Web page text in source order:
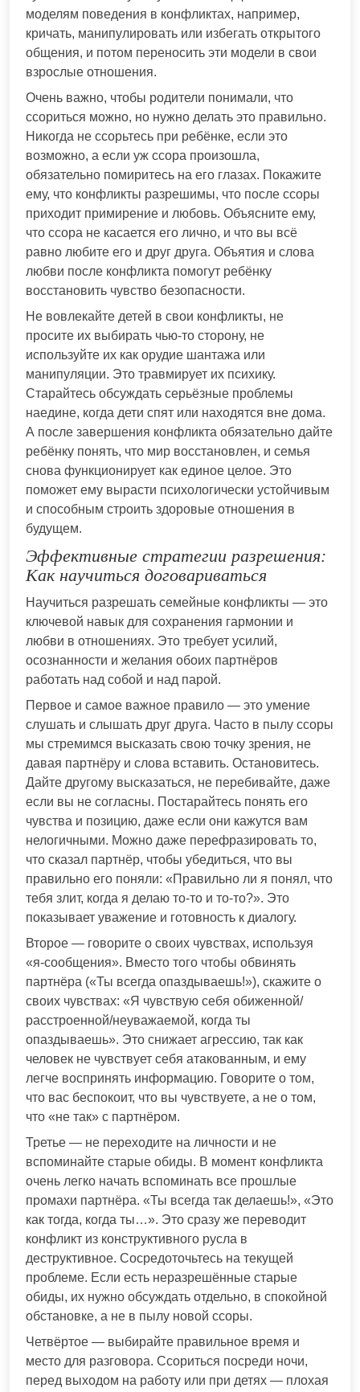
моделям поведения в конфликтах, например,
кричать, манипулировать или избегать открытого
общения, и потом переносить эти модели в свои
взрослые отношения.
Очень важно, чтобы родители понимали, что
ссориться можно, но нужно делать это правильно.
Никогда не ссорьтесь при ребёнке, если это
возможно, а если уж ссора произошла,
обязательно помиритесь на его глазах. Покажите
ему, что конфликты разрешимы, что после ссоры
приходит примирение и любовь. Объясните ему,
что ссора не касается его лично, и что вы всё
равно любите его и друг друга. Объятия и слова
любви после конфликта помогут ребёнку
восстановить чувство безопасности.
Не вовлекайте детей в свои конфликты, не
просите их выбирать чью-то сторону, не
используйте их как орудие шантажа или
манипуляции. Это травмирует их психику.
Старайтесь обсуждать серьёзные проблемы
наедине, когда дети спят или находятся вне дома.
А после завершения конфликта обязательно дайте
ребёнку понять, что мир восстановлен, и семья
снова функционирует как единое целое. Это
поможет ему вырасти психологически устойчивым
и способным строить здоровые отношения в
будущем.
Эффективные стратегии разрешения:
Как научиться договариваться
Научиться разрешать семейные конфликты — это
ключевой навык для сохранения гармонии и
любви в отношениях. Это требует усилий,
осознанности и желания обоих партнёров
работать над собой и над парой.
Первое и самое важное правило — это умение
слушать и слышать друг друга. Часто в пылу ссоры
мы стремимся высказать свою точку зрения, не
давая партнёру и слова вставить. Остановитесь.
Дайте другому высказаться, не перебивайте, даже
если вы не согласны. Постарайтесь понять его
чувства и позицию, даже если они кажутся вам
нелогичными. Можно даже перефразировать то,
что сказал партнёр, чтобы убедиться, что вы
правильно его поняли: «Правильно ли я понял, что
тебя злит, когда я делаю то-то и то-то?». Это
показывает уважение и готовность к диалогу.
Второе — говорите о своих чувствах, используя
«я-сообщения». Вместо того чтобы обвинять
партнёра («Ты всегда опаздываешь!»), скажите о
своих чувствах: «Я чувствую себя обиженной/
расстроенной/неуважаемой, когда ты
опаздываешь». Это снижает агрессию, так как
человек не чувствует себя атакованным, и ему
легче воспринять информацию. Говорите о том,
что вас беспокоит, что вы чувствуете, а не о том,
что «не так» с партнёром.
Третье — не переходите на личности и не
вспоминайте старые обиды. В момент конфликта
очень легко начать вспоминать все прошлые
промахи партнёра. «Ты всегда так делаешь!», «Это
как тогда, когда ты…». Это сразу же переводит
конфликт из конструктивного русла в
деструктивное. Сосредоточьтесь на текущей
проблеме. Если есть неразрешённые старые
обиды, их нужно обсуждать отдельно, в спокойной
обстановке, а не в пылу новой ссоры.
Четвёртое — выбирайте правильное время и
место для разговора. Ссориться посреди ночи,
перед выходом на работу или при детях — плохая